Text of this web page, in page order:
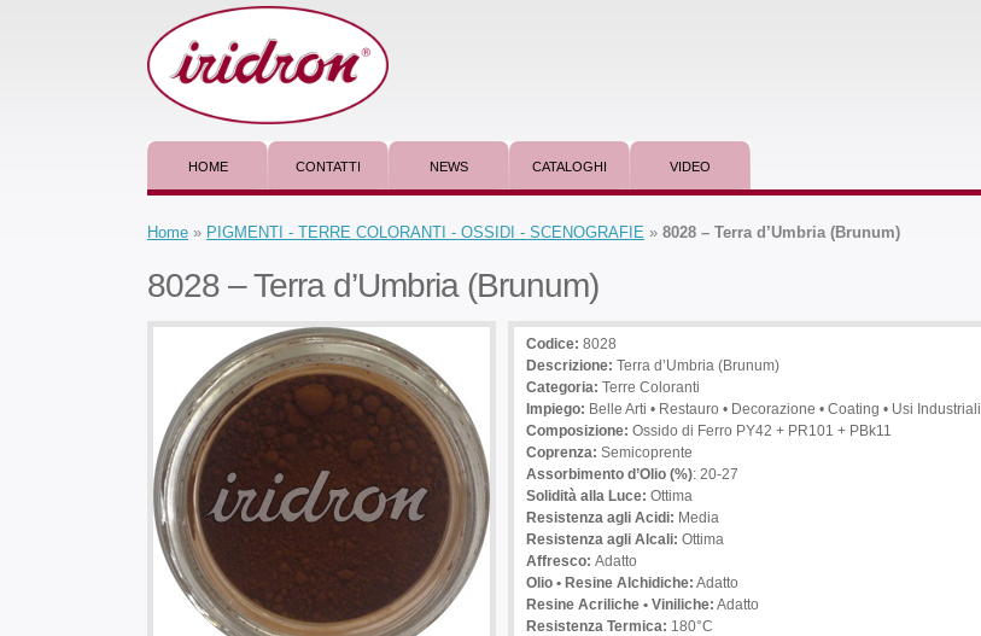
HOME CONTATTI NEWS CATALOGHI VIDEO
Home » PIGMENTI - TERRE COLORANTI - OSSIDI - SCENOGRAFIE » 8028 – Terra d’Umbria (Brunum)
8028 – Terra d’Umbria (Brunum)
Codice: 8028
Descrizione: Terra d’Umbria (Brunum)
Categoria: Terre Coloranti
Impiego: Belle Arti • Restauro • Decorazione • Coating • Usi Industriali
Composizione: Ossido di Ferro PY42 + PR101 + PBk11
Coprenza: Semicoprente
Assorbimento d’Olio (%): 20-27
Solidità alla Luce: Ottima
Resistenza agli Acidi: Media
Resistenza agli Alcali: Ottima
Affresco: Adatto
Olio • Resine Alchidiche: Adatto
Resine Acriliche • Viniliche: Adatto
Resistenza Termica: 180°C